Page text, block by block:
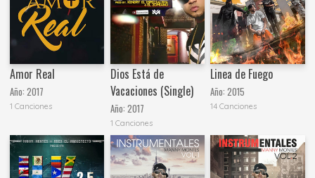
Amor Real
Año:2017
1 Canciones
Dios Está de
Vacaciones (Single)
Año: 2017
1 Canciones
Linea de Fuego
Año:2015
14 Canciones